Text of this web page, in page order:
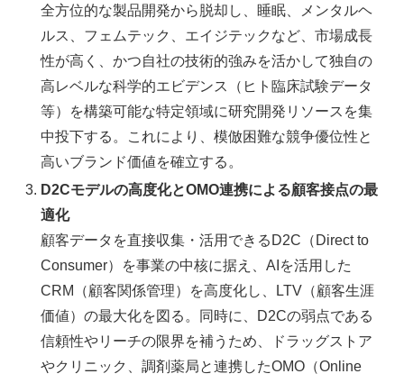
全方位的な製品開発から脱却し、睡眠、メンタルヘ
ルス、フェムテック、エイジテックなど、市場成長
性が高く、かつ自社の技術的強みを活かして独自の
高レベルな科学的エビデンス（ヒト臨床試験データ
等）を構築可能な特定領域に研究開発リソースを集
中投下する。これにより、模倣困難な競争優位性と
高いブランド価値を確立する。
D2Cモデルの高度化とOMO連携による顧客接点の最
適化
顧客データを直接収集・活用できるD2C（Direct to
Consumer）を事業の中核に据え、AIを活用した
CRM（顧客関係管理）を高度化し、LTV（顧客生涯
価値）の最大化を図る。同時に、D2Cの弱点である
信頼性やリーチの限界を補うため、ドラッグストア
やクリニック、調剤薬局と連携したOMO（Online